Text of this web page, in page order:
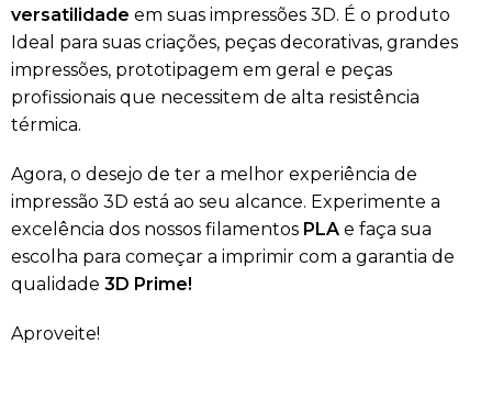
versatilidade em suas impressões 3D. É o produto
Ideal para suas criações, peças decorativas, grandes
impressões, prototipagem em geral e peças
profissionais que necessitem de alta resistência
térmica.
Agora, o desejo de ter a melhor experiência de
impressão 3D está ao seu alcance. Experimente a
excelência dos nossos filamentos PLA e faça sua
escolha para começar a imprimir com a garantia de
qualidade 3D Prime!
Aproveite!